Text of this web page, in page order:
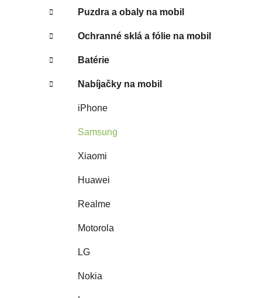
Puzdra a obaly na mobil
Ochranné sklá a fólie na mobil
Batérie
Nabíjačky na mobil
iPhone
Samsung
Xiaomi
Huawei
Realme
Motorola
LG
Nokia